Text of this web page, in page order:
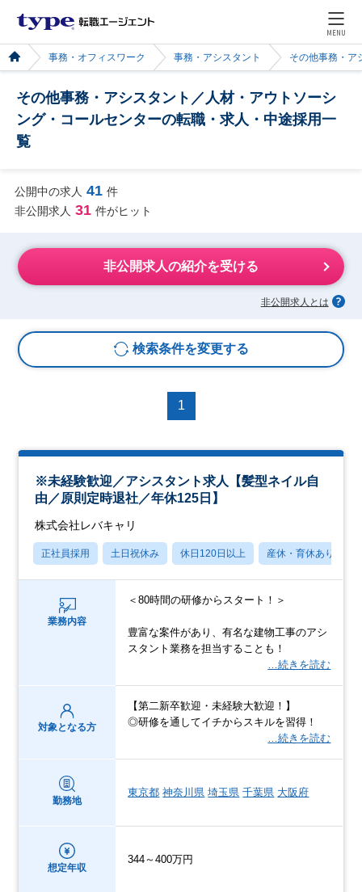
MENU
事務・オフィスワーク 事務・アシスタント その他事務・ア
その他事務・アシスタント／人材・アウトソーシ
ング・コールセンターの転職・求人・中途採用一
覧
公開中の求人 41 件
非公開求人 31 件がヒット
非公開求人の紹介を受ける
非公開求人とは
検索条件を変更する
1
※未経験歓迎／アシスタント求人【髪型ネイル自
由／原則定時退社／年休125日】
株式会社レバキャリ
正社員採用 土日祝休み 休日120日以上 産休・育休あり
業務内容
＜80時間の研修からスタート！＞
豊富な案件があり、有名な建物工事のアシ
スタント業務を担当することも！
…続きを読む
対象となる方
【第二新卒歓迎・未経験大歓迎！】
◎研修を通してイチからスキルを習得！
…続きを読む
勤務地
東京都 神奈川県 埼玉県 千葉県 大阪府
想定年収
344～400万円